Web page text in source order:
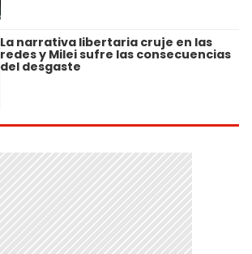
La narrativa libertaria cruje en las
redes y Milei sufre las consecuencias
del desgaste